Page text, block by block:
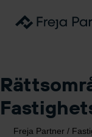
Freja Partner /